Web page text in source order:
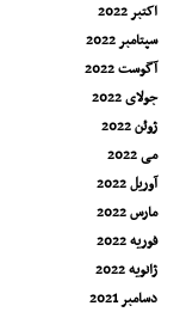
اکتبر 2022
سپتامبر 2022
آگوست 2022
جولای 2022
ژوئن 2022
می 2022
آوریل 2022
مارس 2022
فوریه 2022
ژانویه 2022
دسامبر 2021